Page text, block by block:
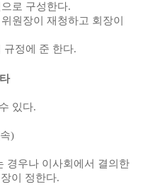
로 구성한다.
원장이 재청하고 회장이
규정에 준 한다.
있다.
)
경우나 이사회에서 결의한
이 정한다.